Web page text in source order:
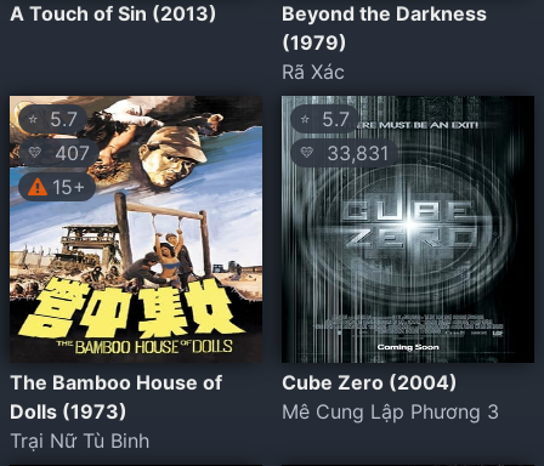
A Touch of Sin (2013)
Beyond the Darkness
(1979)
Rã Xác
⭐ 5.7
💛
407
15+
The Bamboo House of
Dolls (1973)
Trại Nữ Tù Binh
⭐ 5.7
💛 33,831
Cube Zero (2004)
Mê Cung Lập Phương 3